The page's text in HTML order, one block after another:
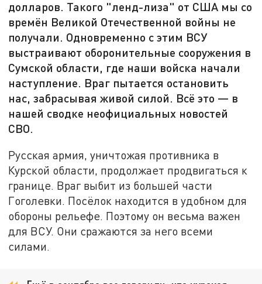
долларов. Такого "ленд-лиза" от США мы со
времён Великой Отечественной войны не
получали. Одновременно с этим ВСУ
выстраивают оборонительные сооружения в
Сумской области, где наши войска начали
наступление. Враг пытается остановить
нас, забрасывая живой силой. Всё это — в
нашей сводке неофициальных новостей
СВО.
Русская армия, уничтожая противника в
Курской области, продолжает продвигаться к
границе. Враг выбит из большей части
Гоголевки. Посёлок находится в удобном для
обороны рельефе. Поэтому он весьма важен
для ВСУ. Они сражаются за него всеми
силами.